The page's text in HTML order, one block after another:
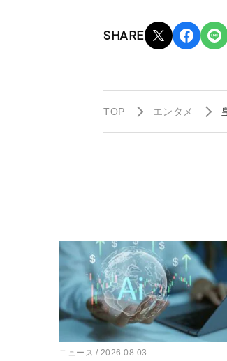
SHARE
TOP エンタメ
ニュース 2026.08.03